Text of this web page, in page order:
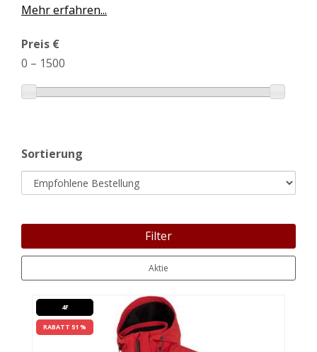
Mehr erfahren...
Preis €
0 – 1500
Sortierung
Filter
Aktie
4F
RABATT 51 %